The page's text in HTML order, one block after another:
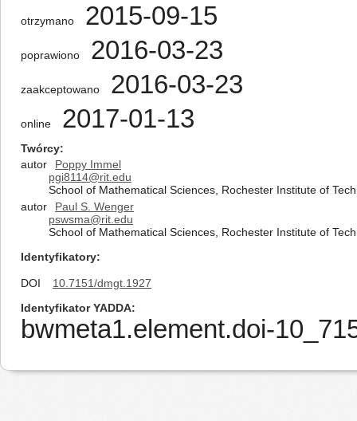
otrzymano 2015-09-15
poprawiono 2016-03-23
zaakceptowano 2016-03-23
online 2017-01-13
Twórcy
autor
Poppy Immel
pgi8114@rit.edu
School of Mathematical Sciences, Rochester Institute of
autor
Paul S. Wenger
pswsma@rit.edu
School of Mathematical Sciences, Rochester Institute of
Identyfikatory
DOI
10.7151/dmgt.1927
Identyfikator YADDA
bwmeta1.element.doi-